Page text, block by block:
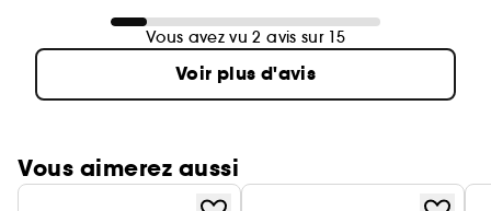
Vous avez vu 2 avis sur 15
Voir plus d'avis
Vous aimerez aussi